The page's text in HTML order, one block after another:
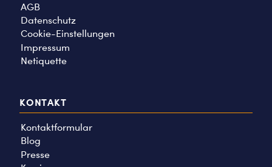
AGB
Datenschutz
Cookie-Einstellungen
Impressum
Netiquette
KONTAKT
Kontaktformular
Blog
Presse